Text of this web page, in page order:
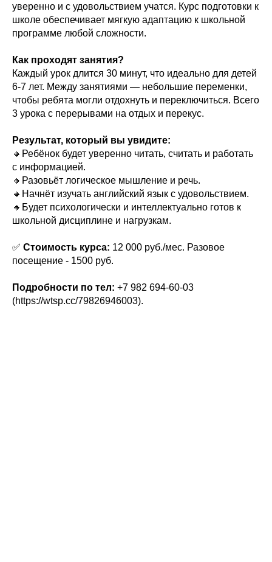
уверенно и с удовольствием учатся. Курс подготовки к
школе обеспечивает мягкую адаптацию к школьной
программе любой сложности.
Как проходят занятия?
Каждый урок длится 30 минут, что идеально для детей
6-7 лет. Между занятиями — небольшие переменки,
чтобы ребята могли отдохнуть и переключиться. Всего
3 урока с перерывами на отдых и перекус.
Результат, который вы увидите:
🔸Ребёнок будет уверенно читать, считать и работать
с информацией.
🔸Разовьёт логическое мышление и речь.
🔸Начнёт изучать английский язык с удовольствием.
🔸Будет психологически и интеллектуально готов к
школьной дисциплине и нагрузкам.
✅ Стоимость курса: 12 000 руб./мес. Разовое
посещение - 1500 руб.
Подробности по тел: +7 982 694-60-03
(https://wtsp.cc/79826946003).